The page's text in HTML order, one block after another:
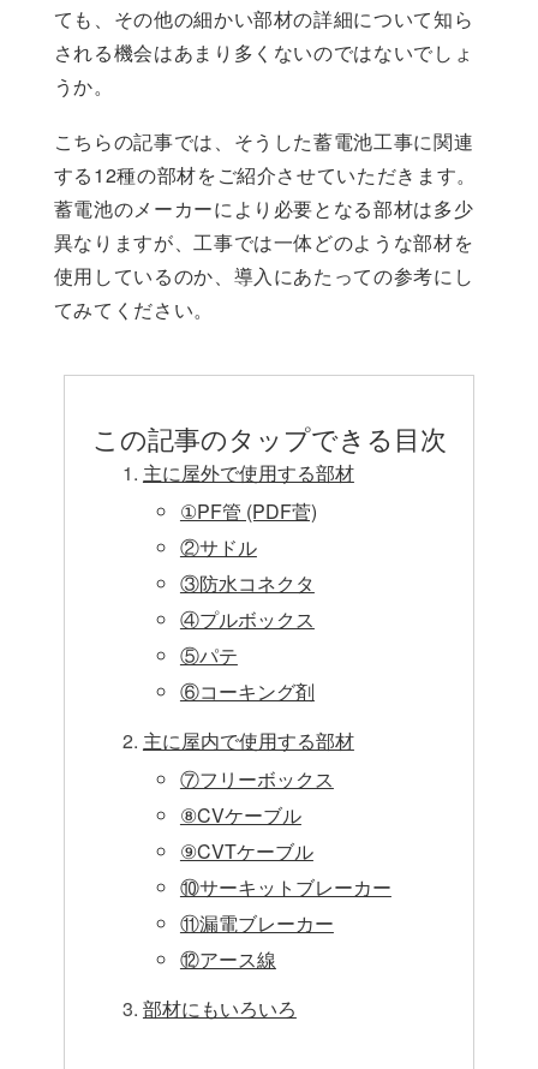
ても、その他の細かい部材の詳細について知ら
される機会はあまり多くないのではないでしょ
うか。
こちらの記事では、そうした蓄電池工事に関連
する12種の部材をご紹介させていただきます。
蓄電池のメーカーにより必要となる部材は多少
異なりますが、工事では一体どのような部材を
使用しているのか、導入にあたっての参考にし
てみてください。
この記事のタップできる目次
主に屋外で使用する部材
①PF管 (PDF菅)
②サドル
③防水コネクタ
④プルボックス
⑤パテ
⑥コーキング剤
主に屋内で使用する部材
⑦フリーボックス
⑧CVケーブル
⑨CVTケーブル
⑩サーキットブレーカー
⑪漏電ブレーカー
⑫アース線
部材にもいろいろ